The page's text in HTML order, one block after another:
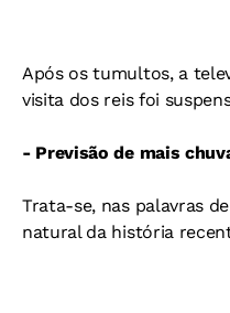
Após os tumultos, a
visita dos reis foi
- Previsão de mais
Trata-se, nas palavras
natural da história